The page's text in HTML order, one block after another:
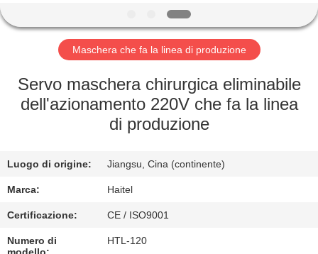
GIRO
DELLA
FABBRICA
CONTROLLO
QUALITÀ
CONTATTICI
Maschera che fa la linea di produzione
Servo maschera chirurgica eliminabile
dell'azionamento 220V che fa la linea
di produzione
Luogo di origine: Jiangsu, Cina (continente)
Marca: Haitel
Certificazione: CE / ISO9001
Numero di
HTL-120